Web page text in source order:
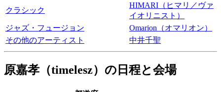
クラシック
HIMARI（ヒマリ／ヴァ
イオリニスト）
ジャズ・フュージョン
Omarion（オマリオン）
その他のアーティスト
中井千聖
原嘉孝（timelesz）の日程と会場